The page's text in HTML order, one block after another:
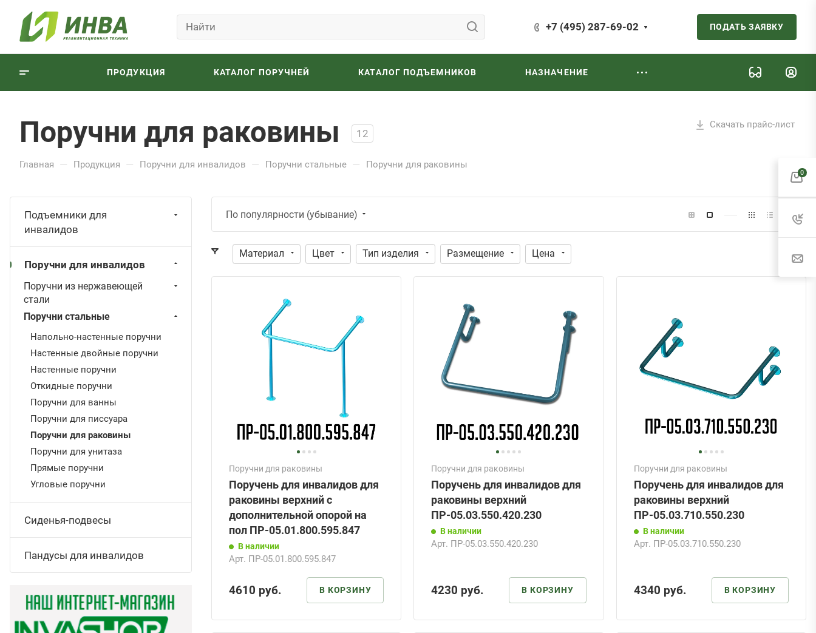
+7 (495) 287-69-02 ПОДАТЬ ЗАЯВКУ
ПРОДУКЦИЯ КАТАЛОГ ПОРУЧНЕЙ КАТАЛОГ ПОДЪЕМНИКОВ НАЗНАЧЕНИЕ
Скачать прайс-лист
Поручни для раковины 12
Главная — Продукция — Поручни для инвалидов — Поручни стальные — Поручни для раковины
По популярности (убывание)
Материал Цвет Тип изделия Размещение Цена
Поручни для раковины
Поручень для инвалидов для
раковины верхний с
дополнительной опорой на
пол ПР-05.01.800.595.847
В наличии
Арт. ПР-05.01.800.595.847
4610 руб. В КОРЗИНУ
Поручни для раковины
Поручень для инвалидов для
раковины верхний
ПР-05.03.550.420.230
В наличии
Арт. ПР-05.03.550.420.230
4230 руб. В КОРЗИНУ
Поручни для раковины
Поручень для инвалидов для
раковины верхний
ПР-05.03.710.550.230
В наличии
Арт. ПР-05.03.710.550.230
4340 руб. В КОРЗИНУ
Подъемники для
инвалидов
Поручни для инвалидов
Поручни из нержавеющей
стали
Поручни стальные
Напольно-настенные поручни
Настенные двойные поручни
Настенные поручни
Откидные поручни
Поручни для ванны
Поручни для писсуара
Поручни для раковины
Поручни для унитаза
Прямые поручни
Угловые поручни
Сиденья-подвесы
Пандусы для инвалидов
0